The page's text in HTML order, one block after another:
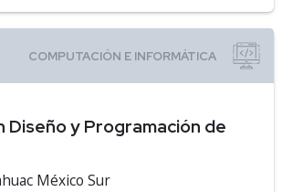
Diseño y Programación de
México Sur